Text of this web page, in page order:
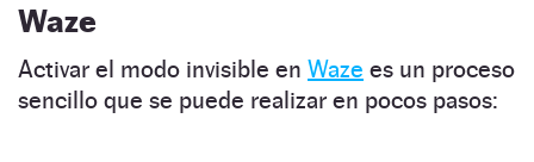
Waze
Activar el modo invisible en Waze es un proceso
sencillo que se puede realizar en pocos pasos: